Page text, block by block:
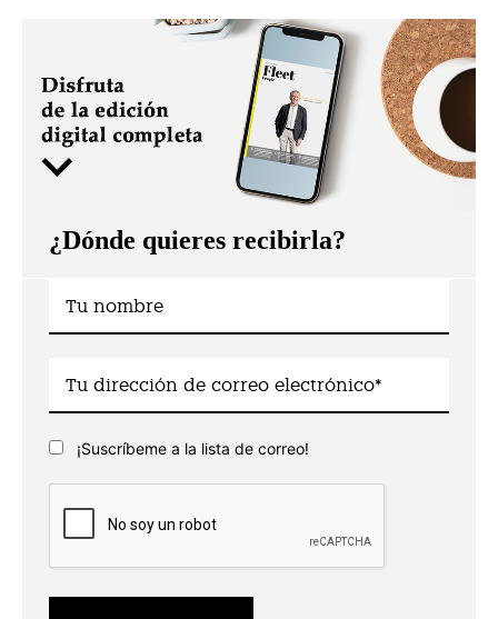
¿Dónde quieres recibirla?
¡Suscríbeme a la lista de correo!